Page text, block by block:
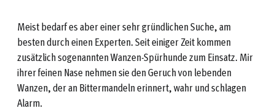
Meist bedarf es aber einer sehr gründlichen Suche, am
besten durch einen Experten. Seit einiger Zeit kommen
zusätzlich sogenannten Wanzen-Spürhunde zum Einsatz. Mir
ihrer feinen Nase nehmen sie den Geruch von lebenden
Wanzen, der an Bittermandeln erinnert, wahr und schlagen
Alarm.